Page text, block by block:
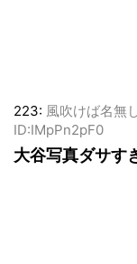
223: 風吹けば名無
ID:IMpPn2pF0
大谷写真ダサす